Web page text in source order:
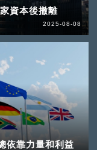
資本後撤離
2025-08-08
依靠力量和利益